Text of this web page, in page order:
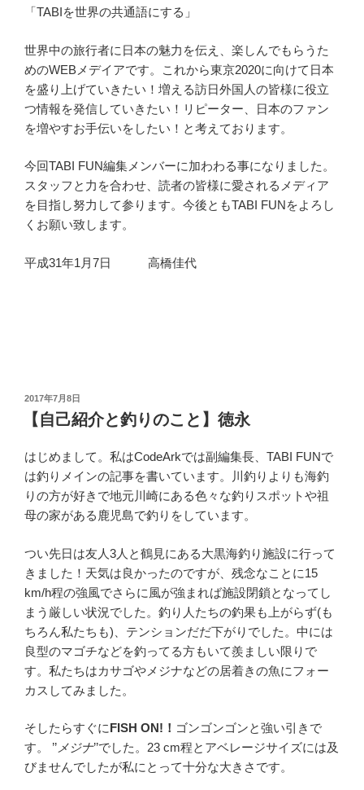
「TABIを世界の共通語にする」
世界中の旅行者に日本の魅力を伝え、楽しんでもらうた
めのWEBメデイアです。これから東京2020に向けて日本
を盛り上げていきたい！増える訪日外国人の皆様に役立
つ情報を発信していきたい！リピーター、日本のファン
を増やすお手伝いをしたい！と考えております。
今回TABI FUN編集メンバーに加わわる事になりました。
スタッフと力を合わせ、読者の皆様に愛されるメディア
を目指し努力して参ります。今後ともTABI FUNをよろし
くお願い致します。
平成31年1月7日 高橋佳代
投
稿
日:
2017年7月8日
【自己紹介と釣りのこと】徳永
はじめまして。私はCodeArkでは副編集長、TABI FUNで
は釣りメインの記事を書いています。川釣りよりも海釣
りの方が好きで地元川崎にある色々な釣りスポットや祖
母の家がある鹿児島で釣りをしています。
つい先日は友人3人と鶴見にある大黒海釣り施設に行って
きました！天気は良かったのですが、残念なことに15
km/h程の強風でさらに風が強まれば施設閉鎖となってし
まう厳しい状況でした。釣り人たちの釣果も上がらず(も
ちろん私たちも)、テンションだだ下がりでした。中には
良型のマゴチなどを釣ってる方もいて羨ましい限りで
す。私たちはカサゴやメジナなどの居着きの魚にフォー
カスしてみました。
そしたらすぐにFISH ON!！ ゴンゴンゴンと強い引きで
す。 ’’ メジナ’’でした。23 cm程とアベレージサイズには及
びませんでしたが私にとって十分な大きさです。